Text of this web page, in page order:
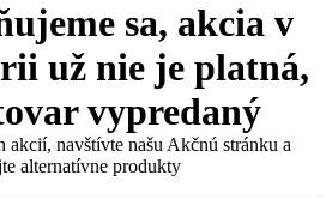
sa, akcia v
už nie je platná,
vypredaný
akcií, navštívte našu Akčnú stránku a
alternatívne produkty